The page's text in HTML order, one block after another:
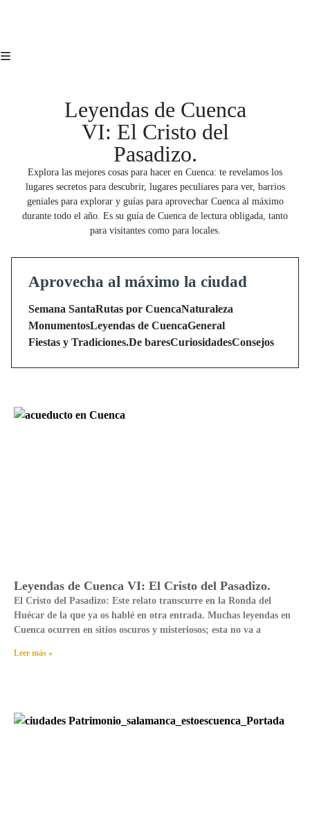
Leyendas de Cuenca
VI: El Cristo del
Pasadizo.
Explora las mejores cosas para hacer en Cuenca: te revelamos los
lugares secretos para descubrir, lugares peculiares para ver, barrios
geniales para explorar y guías para aprovechar Cuenca al máximo
durante todo el año. Es su guía de Cuenca de lectura obligada, tanto
para visitantes como para locales.
Aprovecha al máximo la ciudad
Semana SantaRutas por CuencaNaturaleza
MonumentosLeyendas de CuencaGeneral
Fiestas y Tradiciones.De baresCuriosidadesConsejos
Leyendas de Cuenca VI: El Cristo del Pasadizo.
El Cristo del Pasadizo: Este relato transcurre en la Ronda del
Huécar de la que ya os hablé en otra entrada. Muchas leyendas en
Cuenca ocurren en sitios oscuros y misteriosos; esta no va a
Leer más »